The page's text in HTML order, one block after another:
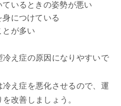
いるときの姿勢が悪い
につけている
とが多い
え症の原因になりやすいで
え症を悪化させるので、運
改善しましょう。